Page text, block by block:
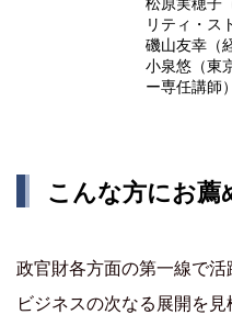
松原実穂子
リティ・ス
磯山友幸（
小泉悠（東
ー専任講師
こんな方にお薦
政官財各方面の第一線で活
ビジネスの次なる展開を